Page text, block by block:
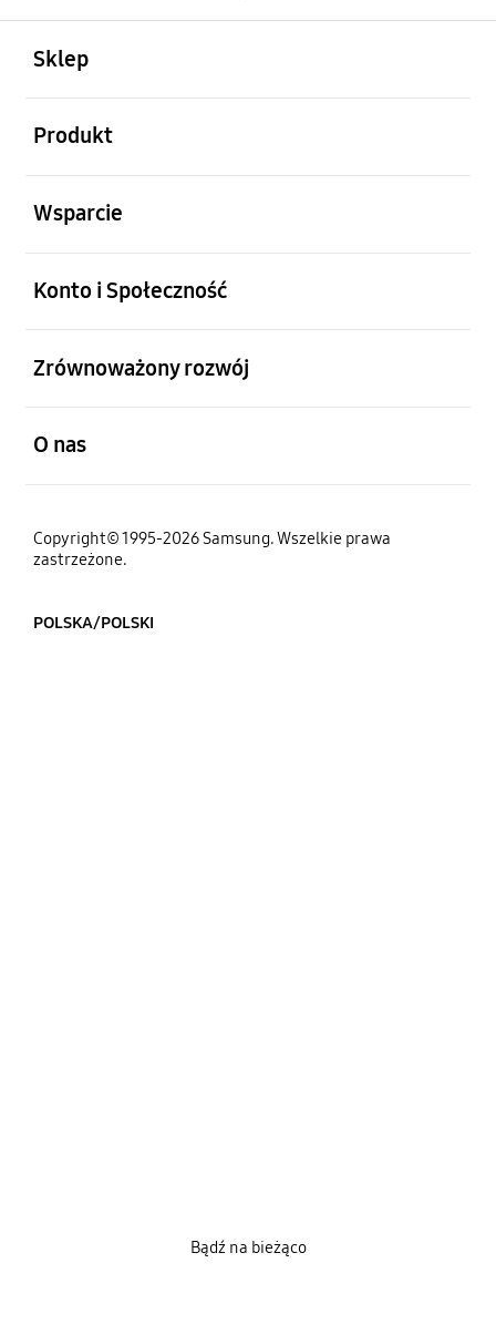
Sklep
Produkt
Wsparcie
Konto i Społeczność
Zrównoważony rozwój
O nas
Copyright© 1995-2026 Samsung. Wszelkie prawa
zastrzeżone.
POLSKA/POLSKI
Bądź na bieżąco